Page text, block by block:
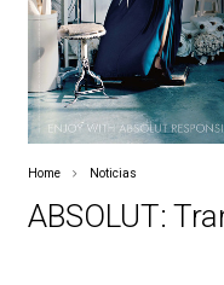
Home Noticias
ABSOLUT: